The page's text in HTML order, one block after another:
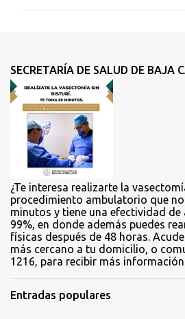
t
r
o
SECRETARÍA DE SALUD DE BAJA
¿Te interesa realizarte la
procedimiento ambulatorio que
minutos y tiene una efectividad
99%, en donde además puedes
físicas después de 48 horas.
más cercano a tu domicilio, o
1216, para recibir más
Entradas populares